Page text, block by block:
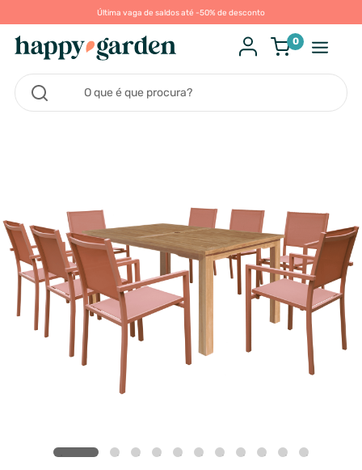
Última vaga de saldos até -50% de desconto
0